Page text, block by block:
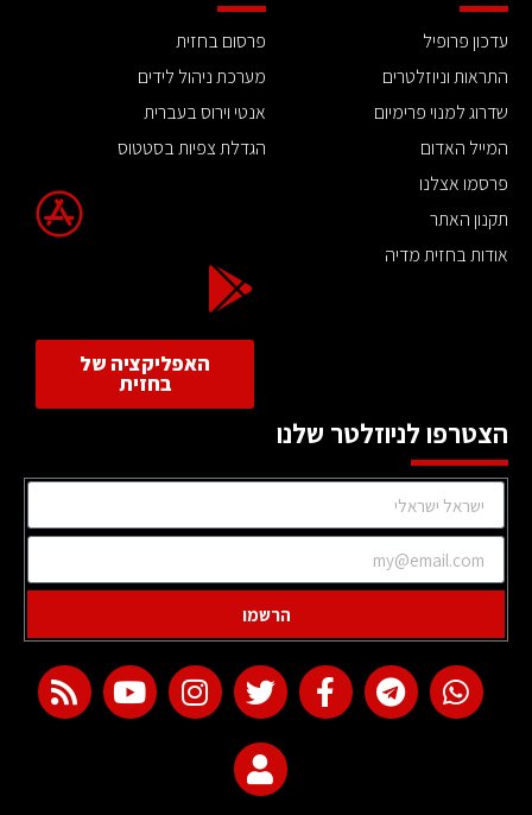
עדכון פרופיל
התראות וניוזלטרים
שדרוג למנוי פרימיום
המייל האדום
פרסמו אצלנו
תקנון האתר
אודות בחזית מדיה
פרסום בחזית
מערכת ניהול לידים
אנטי וירוס בעברית
הגדלת צפיות בסטטוס
האפליקציה של
בחזית
הצטרפו לניוזלטר שלנו
הרשמו